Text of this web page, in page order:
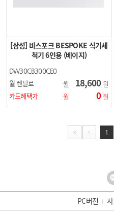
[삼성] 비스포크 BESPOKE 식기세
척기 6인용 (베이지)
DW30CB300CE0
월 렌탈료 월 18,600 원
카드혜택가
월 0 원
1
PC버전